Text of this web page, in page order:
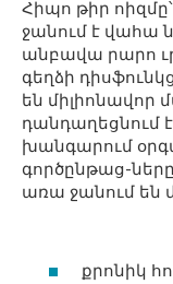
Հիպո թիր
ջանում է վահա
անբավա րարո
գեղձի
են միլիոնավոր
դանդաղեցնում
խանգարում
գործընթաց-
առա ջանում են
քրոնիկ